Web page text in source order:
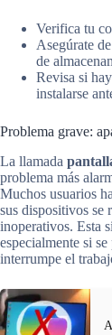
Verifica tu
Asegúrate
de
Revisa si
instalarse
Problema grave:
La llamada
problema más
Muchos usuarios
sus dispositivos se
inoperativos. Esta
especialmente si
interrumpe el